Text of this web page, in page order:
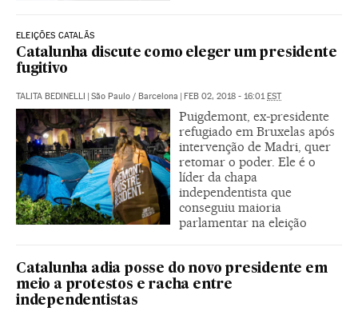
ELEIÇÕES CATALÃS
Catalunha discute como eleger um presidente
fugitivo
TALITA BEDINELLI | São Paulo / Barcelona | FEB 02, 2018 - 16:01 EST
Puigdemont, ex-presidente
refugiado em Bruxelas após
intervenção de Madri, quer
retomar o poder. Ele é o
líder da chapa
independentista que
conseguiu maioria
parlamentar na eleição
Catalunha adia posse do novo presidente em
meio a protestos e racha entre
independentistas